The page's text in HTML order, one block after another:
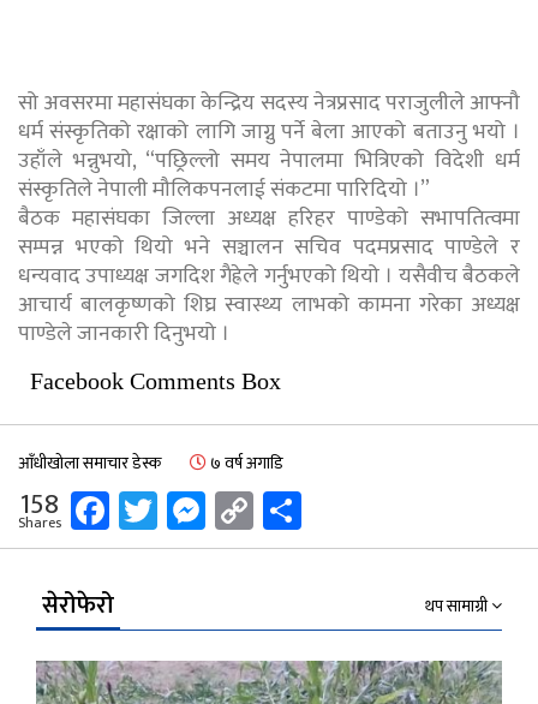
सो अवसरमा महासंघका केन्द्रिय सदस्य नेत्रप्रसाद पराजुलीले आफ्नौ
धर्म संस्कृतिको रक्षाको लागि जाग्नु पर्ने बेला आएको बताउनु भयो ।
उहाँले भन्नुभयो, “पछ्रिल्लो समय नेपालमा भित्रिएको विदेशी धर्म
संस्कृतिले नेपाली मौलिकपनलाई संकटमा पारिदियो ।”
बैठक महासंघका जिल्ला अध्यक्ष हरिहर पाण्डेको सभापतित्वमा
सम्पन्न भएको थियो भने सञ्चालन सचिव पदमप्रसाद पाण्डेले र
धन्यवाद उपाध्यक्ष जगदिश गैह्रेले गर्नुभएको थियो । यसैवीच बैठकले
आचार्य बालकृष्णको शिघ्र स्वास्थ्य लाभको कामना गरेका अध्यक्ष
पाण्डेले जानकारी दिनुभयो ।
Facebook Comments Box
आँधीखोला समाचार डेस्क ७ वर्ष अगाडि
158
Shares Facebook
Twitter
Messenger
Copy
Link
सेरोफेरो थप सामाग्री